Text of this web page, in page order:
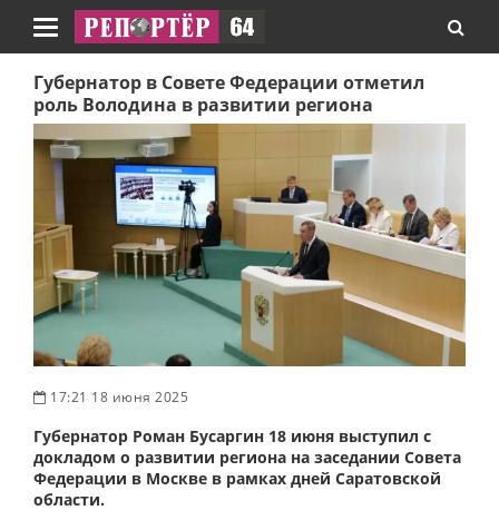
Навигация
Губернатор в Совете Федерации отметил
роль Володина в развитии региона
17:21 18 июня 2025
Губернатор Роман Бусаргин 18 июня выступил с
докладом о развитии региона на заседании Совета
Федерации в Москве в рамках дней Саратовской
области.